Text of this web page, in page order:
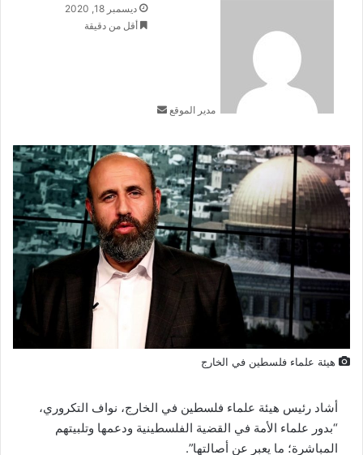
مدير الموقع
أرسل
بريدا
ديسمبر 18, 2020
أقل من دقيقة
هيئة علماء فلسطين في الخارج
أشاد رئيس هيئة علماء فلسطين في الخارج، نواف التكروري،
“بدور علماء الأمة في القضية الفلسطينية ودعمها وتلبيتهم
المباشرة؛ ما يعبر عن أصالتها”.